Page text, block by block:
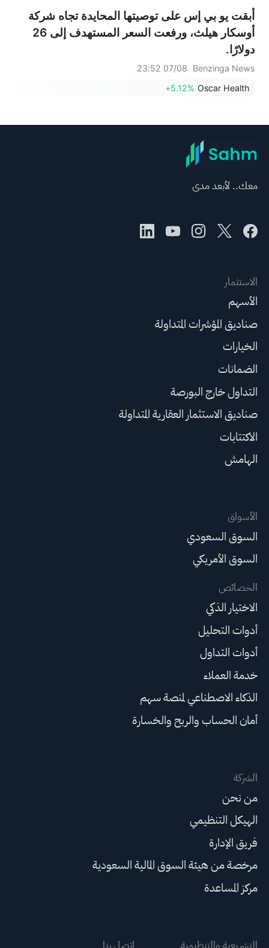
أبقت يو بي إس على توصيتها المحايدة تجاه شركة
أوسكار هيلث، ورفعت السعر المستهدف إلى 26
دولارًا.
Benzinga News
07/08 23:52
Oscar Health
+5.12%
معك.. لأبعد مدى
الاستثمار
الأسهم
صناديق المؤشرات المتداولة
الخيارات
الضمانات
التداول خارج البورصة
صناديق الاستثمار العقارية المتداولة
الاكتتابات
الهامش
الأسواق
السوق السعودي
السوق الأمريكي
الخصائص
الاختيار الذكي
أدوات التحليل
أدوات التداول
خدمة العملاء
الذكاء الاصطناعي لمنصة سهم
أمان الحساب والربح والخسارة
الشركة
من نحن
الهيكل التنظيمي
فريق الإدارة
مرخصة من هيئة السوق المالية السعودية
مركز المساعدة